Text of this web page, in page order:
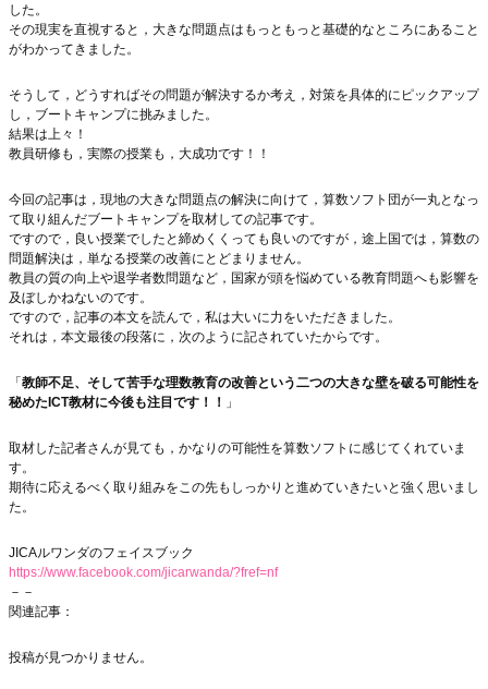
した。
その現実を直視すると，大きな問題点はもっともっと基礎的なところにあること
がわかってきました。
そうして，どうすればその問題が解決するか考え，対策を具体的にピックアップ
し，ブートキャンプに挑みました。
結果は上々！
教員研修も，実際の授業も，大成功です！！
今回の記事は，現地の大きな問題点の解決に向けて，算数ソフト団が一丸となっ
て取り組んだブートキャンプを取材しての記事です。
ですので，良い授業でしたと締めくくっても良いのですが，途上国では，算数の
問題解決は，単なる授業の改善にとどまりません。
教員の質の向上や退学者数問題など，国家が頭を悩めている教育問題へも影響を
及ぼしかねないのです。
ですので，記事の本文を読んで，私は大いに力をいただきました。
それは，本文最後の段落に，次のように記されていたからです。
「 教師不足、そして苦手な理数教育の改善という二つの大きな壁を破る可能性を
秘めたICT教材に今後も注目です！！
」
取材した記者さんが見ても，かなりの可能性を算数ソフトに感じてくれていま
す。
期待に応えるべく取り組みをこの先もしっかりと進めていきたいと強く思いまし
た。
JICAルワンダのフェイスブック
https://www.facebook.com/jicarwanda/?fref=nf
－－
関連記事：
投稿が見つかりません。